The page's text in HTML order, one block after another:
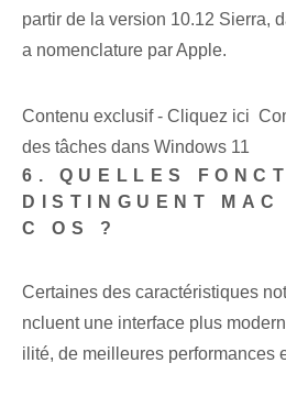
partir de la version 10.12 Sierra,
a nomenclature par Apple.
Contenu exclusif - Cliquez ici
des tâches dans Windows 11
6. QUELLES
DISTINGUENT
C OS ?
Certaines des caractéristiques
ncluent une interface plus
ilité, de meilleures performances